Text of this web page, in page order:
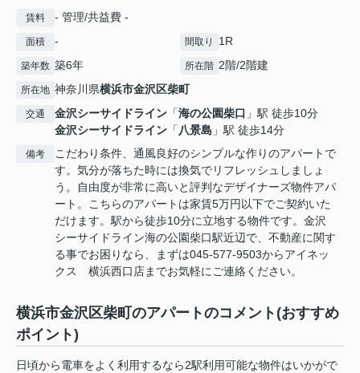
賃料 - 管理/共益費 -
面積 - 間取り 1R
築年数 築6年 所在階 2階/2階建
所在地 神奈川県横浜市金沢区柴町
交通 金沢シーサイドライン 「海の公園柴口 」駅 徒歩10分
金沢シーサイドライン 「八景島 」駅 徒歩14分
備考
こだわり条件、通風良好のシンプルな作りのアパートで
す。気分が落ちた時には換気でリフレッシュしましょ
う。自由度が非常に高いと評判なデザイナーズ物件アパ
ート。こちらのアパートは家賃5万円以下でご契約いた
だけます。駅から徒歩10分に立地する物件です。金沢
シーサイドライン海の公園柴口駅近辺で、不動産に関す
る事でお困りなら、まずは045-577-9503からアイネッ
クス 横浜西口店までお気軽にご連絡ください。
横浜市金沢区柴町のアパートのコメント(おすすめ
ポイント)
日頃から電車をよく利用するなら2駅利用可能な物件はいかがで